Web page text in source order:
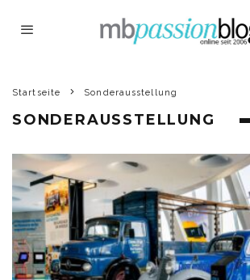
Startseite Sonderausstellung
SONDERAUSSTELLUNG